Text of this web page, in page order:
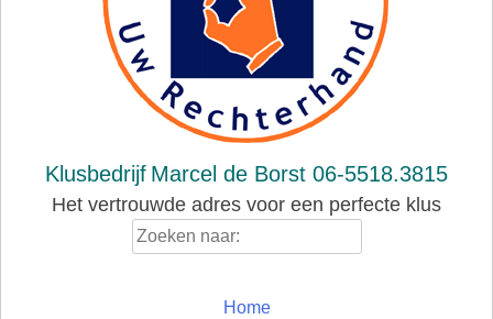
Klusbedrijf Marcel de Borst 06-5518.3815
Het vertrouwde adres voor een perfecte klus
Home